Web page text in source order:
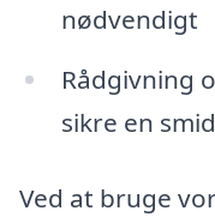
nødvendigt
Rådgivning
sikre en
Ved at bruge